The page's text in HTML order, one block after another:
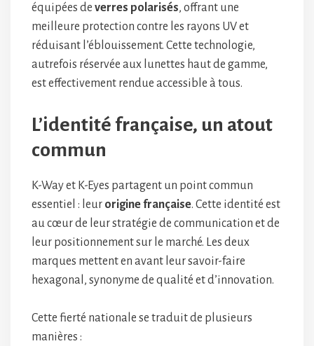
équipées de verres polarisés, offrant une
meilleure protection contre les rayons UV et
réduisant l’éblouissement. Cette technologie,
autrefois réservée aux lunettes haut de gamme,
est effectivement rendue accessible à tous.
L’identité française, un atout
commun
K-Way et K-Eyes partagent un point commun
essentiel : leur origine française. Cette identité est
au cœur de leur stratégie de communication et de
leur positionnement sur le marché. Les deux
marques mettent en avant leur savoir-faire
hexagonal, synonyme de qualité et d’innovation.
Cette fierté nationale se traduit de plusieurs
manières :